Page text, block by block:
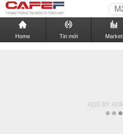
Home Tin mới Market